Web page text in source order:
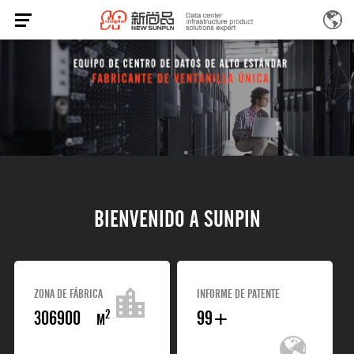
BIENVENIDO ASUNPIN
ZONA DE FÁBRICA
310000 M2
INFORME DE PATENTE
100+